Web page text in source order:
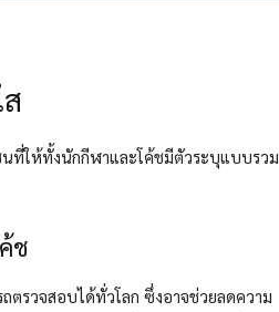
ที่ให้ทั้งนักกีฬาและโค้ชมีตัวระบุแบบรวม
ช
รวจสอบได้ทั่วโลก ซึ่งอาจช่วยลดความ